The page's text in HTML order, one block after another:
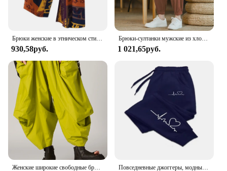
930,58руб.
Брюки-султанки мужские из хлопка и льна, повседневные свободные пляжные штаны оверсайз, брюки с широкими штанинами в китайском стиле, джоггеры, лето
1 021,65руб.
Повседневные джоггеры, модные мешковатые брюки, женские повседневные тренировочные брюки, удобные брюки для фитнеса, женские Мягкие Универсальные женские брюки, 2020